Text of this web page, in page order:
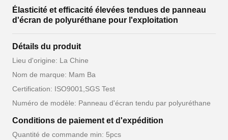
Élasticité et efficacité élevées tendues de panneau
d'écran de polyuréthane pour l'exploitation
Détails du produit
Lieu d'origine: La Chine
Nom de marque: Mam Ba
Certification: ISO9001,SGS Test
Numéro de modèle: Panneau d'écran tendu par polyuréthane
Conditions de paiement et d'expédition
Quantité de commande min: 5pcs